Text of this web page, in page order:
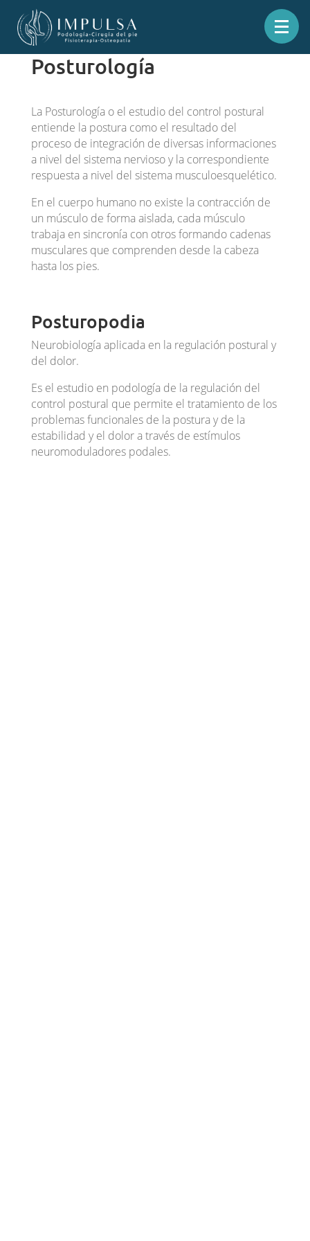
Posturología
La Posturología o el estudio del control postural
entiende la postura como el resultado del
proceso de integración de diversas informaciones
a nivel del sistema nervioso y la correspondiente
respuesta a nivel del sistema musculoesquelético.
En el cuerpo humano no existe la contracción de
un músculo de forma aislada, cada músculo
trabaja en sincronía con otros formando cadenas
musculares que comprenden desde la cabeza
hasta los pies.
Posturopodia
Neurobiología aplicada en la regulación postural y
del dolor.
Es el estudio en podología de la regulación del
control postural que permite el tratamiento de los
problemas funcionales de la postura y de la
estabilidad y el dolora través de estímulos
neuromoduladores podales.